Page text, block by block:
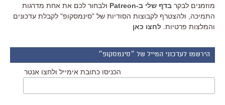
מוזמנים לבקר בדף שלי ב-Patreon
ולבחור לכם את אחת מדרגות
התמיכה, ולהצטרף לקבוצות הסודיות של "סינמסקופ" לקבלת עדכונים
והמלצות פרטיות. לחצו כאן
הירשמו לעדכוני המייל של ״סינמסקופ״
הכניסו כתובת אימייל ולחצו אנטר